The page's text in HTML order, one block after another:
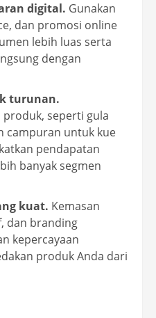
digital. Gunakan
dan promosi online
lebih luas serta
dengan
turunan.
produk, seperti gula
campuran untuk kue
pendapatan
banyak segmen
kuat. Kemasan
dan branding
kepercayaan
produk Anda dari